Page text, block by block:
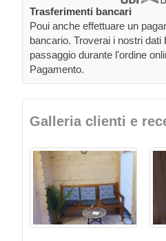
Trasferimenti bancari
Poui anche effettuare un
bancario. Troverai i nostri dati
passaggio durante l'ordine
Pagamento.
Galleria clienti e